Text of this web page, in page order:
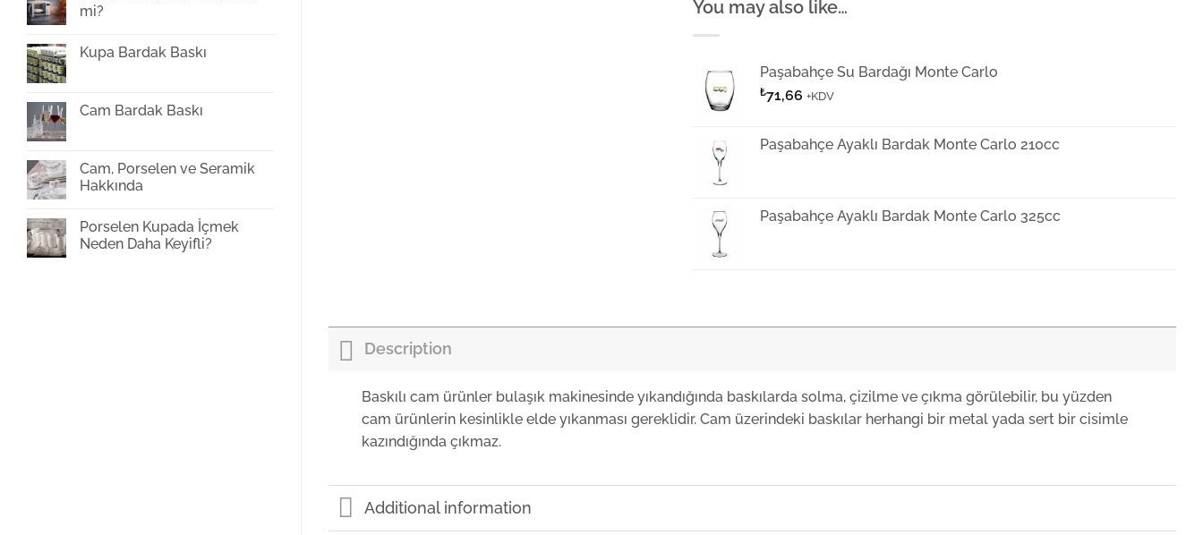
mi?
Porselen
Tabak
Kupa Bardak Baskı
Bardak
Baskı
Cam Bardak Baskı
Bardak
Baskı
Cam, Porselen ve Seramik
Hakkında
Cam,
Porselen
ve
Porselen Kupada İçmek
Neden Daha Keyifli?
You may also like…
Paşabahçe Su Bardağı Monte Carlo
₺71,66 +KDV
Paşabahçe Ayaklı Bardak Monte Carlo 210cc
Paşabahçe Ayaklı Bardak Monte Carlo 325cc
Paşabahçe Meşrubat Bardağı Monte Carlo
Description
Baskılı cam ürünler bulaşık makinesinde yıkandığında baskılarda solma, çizilme ve çıkma görülebilir, bu yüzden
cam ürünlerin kesinlikle elde yıkanması gereklidir. Cam üzerindeki baskılar herhangi bir metal yada sert bir cisimle
kazındığında çıkmaz.
Additional information